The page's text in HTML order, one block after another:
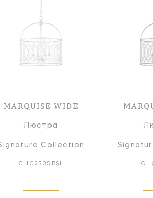
MARQUISE WIDE
Люстра
Collection
CHC2535BSL